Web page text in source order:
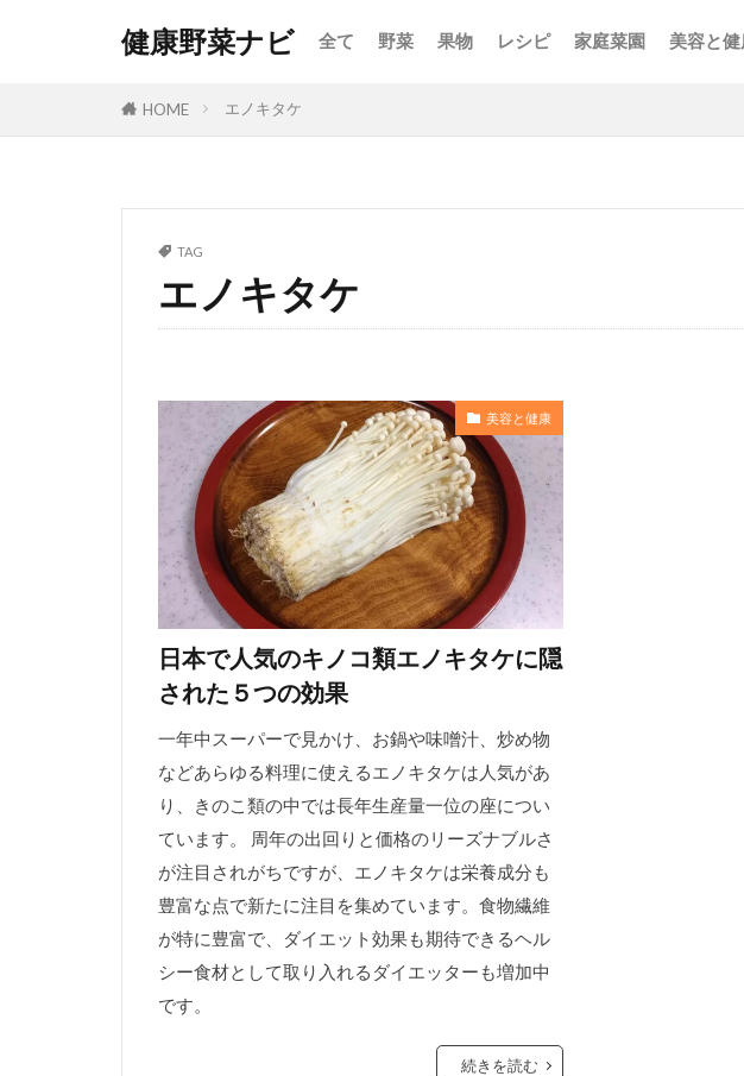
健康野菜ナビ 全て 野菜 果物 レシピ 家庭菜園 美容と
HOME エノキタケ
TAG
エノキタケ
美容と健康
日本で人気のキノコ類エノキタケに隠
された５つの効果
一年中スーパーで見かけ、お鍋や味噌汁、炒め物
などあらゆる料理に使えるエノキタケは人気があ
り、きのこ類の中では長年生産量一位の座につい
ています。 周年の出回りと価格のリーズナブルさ
が注目されがちですが、エノキタケは栄養成分も
豊富な点で新たに注目を集めています。食物繊維
が特に豊富で、ダイエット効果も期待できるヘル
シー食材として取り入れるダイエッターも増加中
です。
続きを読む